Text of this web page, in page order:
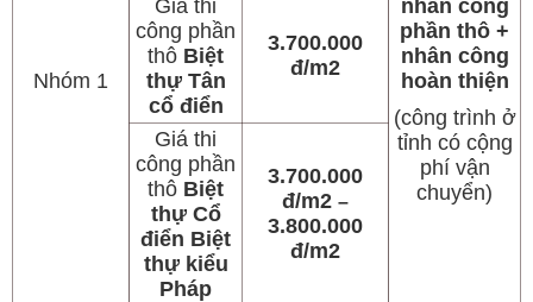
Nhóm 1
nhân công
phần thô +
nhân công
hoàn thiện
(công trình ở
tỉnh có cộng
phí vận
chuyển)
Giá thi
công phần
thô Biệt
thự Tân
cổ điển
3.700.000
đ/m2
Giá thi
công phần
thô Biệt
thự Cổ
điển Biệt
thự kiểu
Pháp
3.700.000
đ/m2 –
3.800.000
đ/m2